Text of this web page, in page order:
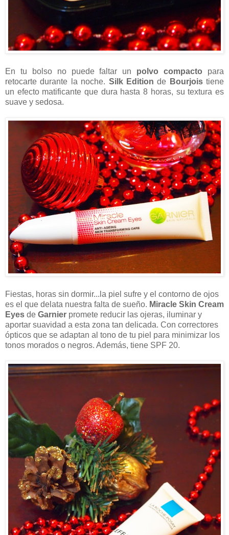
En tu bolso no puede faltar un polvo compacto para
retocarte durante la noche. Silk Edition de Bourjois tiene
un efecto matificante que dura hasta 8 horas, su textura es
suave y sedosa.
Fiestas, horas sin dormir...la piel sufre y el contorno de ojos
es el que delata nuestra falta de sueño. Miracle Skin Cream
Eyes de Garnier promete reducir las ojeras, iluminar y
aportar suavidad a esta zona tan delicada. Con correctores
ópticos que se adaptan al tono de tu piel para minimizar los
tonos morados o negros. Además, tiene SPF 20.